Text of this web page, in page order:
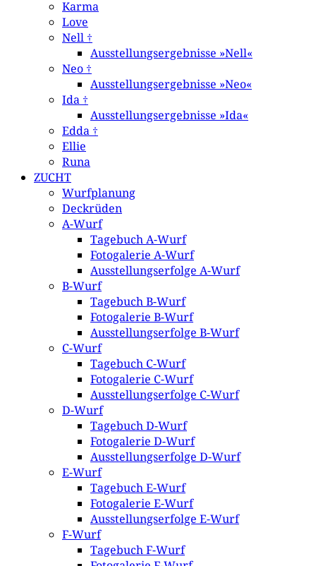
Karma
Love
Nell †
Ausstellungsergebnisse »Nell«
Neo †
Ausstellungsergebnisse »Neo«
Ida †
Ausstellungsergebnisse »Ida«
Edda †
Ellie
Runa
ZUCHT
Wurfplanung
Deckrüden
A-Wurf
Tagebuch A-Wurf
Fotogalerie A-Wurf
Ausstellungserfolge A-Wurf
B-Wurf
Tagebuch B-Wurf
Fotogalerie B-Wurf
Ausstellungserfolge B-Wurf
C-Wurf
Tagebuch C-Wurf
Fotogalerie C-Wurf
Ausstellungserfolge C-Wurf
D-Wurf
Tagebuch D-Wurf
Fotogalerie D-Wurf
Ausstellungserfolge D-Wurf
E-Wurf
Tagebuch E-Wurf
Fotogalerie E-Wurf
Ausstellungserfolge E-Wurf
F-Wurf
Tagebuch F-Wurf